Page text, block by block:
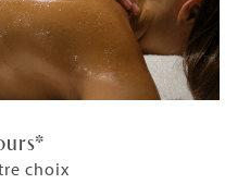
choix